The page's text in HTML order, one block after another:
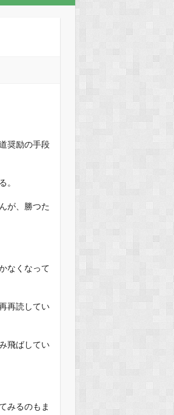
奨励の手段
。
が、勝つた
なくなって
再読してい
飛ばしてい
みるのもま